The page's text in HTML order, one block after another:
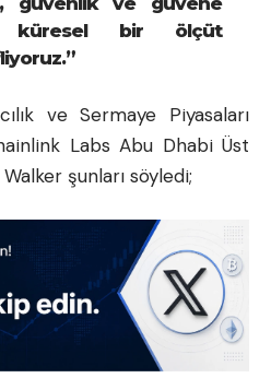
küresel bir ölçüt
ve Sermaye Piyasaları
Labs Abu Dhabi Üst
şunları söyledi;